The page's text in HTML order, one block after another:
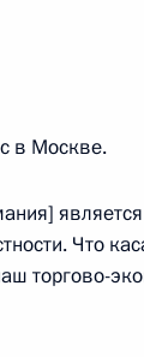
в Москве.
Что
торгово-